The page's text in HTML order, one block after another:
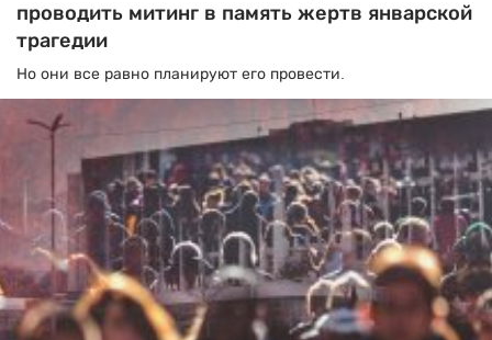
проводить митинг в память жертв январской
трагедии
Но они все равно планируют его провести.